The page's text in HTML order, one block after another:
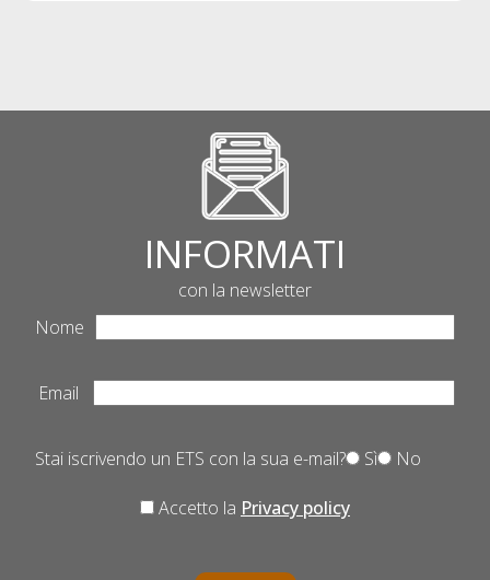
INFORMATI
con la newsletter
Nome
Email
Stai iscrivendo un ETS con la sua e-mail? Sì No
Accetto la Privacy policy